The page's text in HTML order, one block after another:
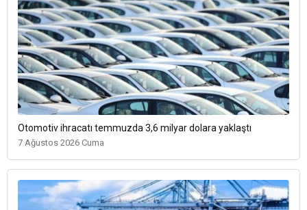
Otomotiv ihracatı temmuzda 3,6 milyar dolara yaklaştı
7 Ağustos 2026 Cuma